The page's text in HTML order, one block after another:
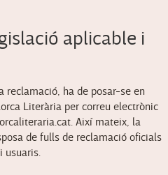
aplicable i
reclamació, ha de posar-se en
Literària per correu electrònic
Així mateix, la
de fulls de reclamació oficials
usuaris.